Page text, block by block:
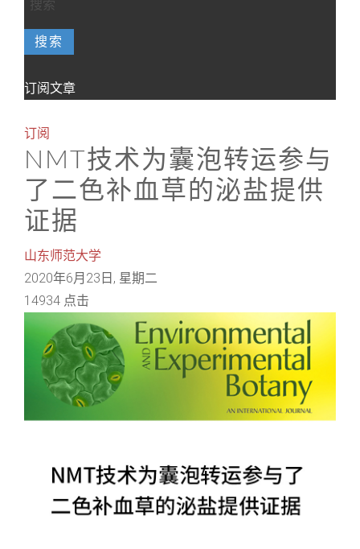
搜索
订阅文章
订阅
NMT技术为囊泡转运参与
了二色补血草的泌盐提供
证据
山东师范大学
2020年6月23日, 星期二
14934 点击